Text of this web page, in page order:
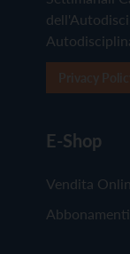
E-Shop
Vendita
Abbonamenti